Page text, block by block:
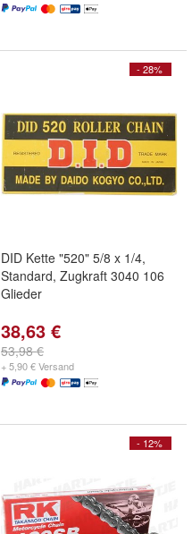
- 28%
DID Kette "520" 5/8 x 1/4,
Standard, Zugkraft 3040 106
Glieder
38,63 €
53,98 €
+ 5,90 € Versand
- 12%